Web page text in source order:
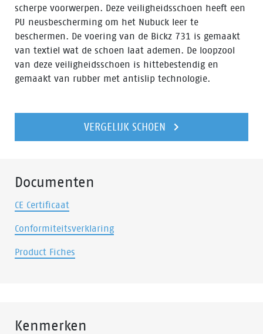
scherpe voorwerpen. Deze veiligheidsschoen heeft een
PU neusbescherming om het Nubuck leer te
beschermen. De voering van de Bickz 731 is gemaakt
van textiel wat de schoen laat ademen. De loopzool
van deze veiligheidsschoen is hittebestendig en
gemaakt van rubber met antislip technologie.
VERGELIJK SCHOEN
Documenten
CE Certificaat
Conformiteitsverklaring
Product Fiches
Kenmerken